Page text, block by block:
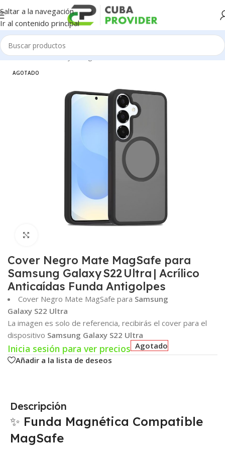
Saltar a la navegación
Ir al contenido principal
Inicio/Accesorios y Gadgets/Forros de Celulares
AGOTADO
Cover Negro Mate MagSafe para
Samsung Galaxy S22 Ultra | Acrílico
Anticaídas Funda Antigolpes
Cover Negro Mate MagSafe para Samsung
Galaxy S22 Ultra
La imagen es solo de referencia, recibirás el cover para el
dispositivo Samsung Galaxy S22 Ultra
Inicia sesión para ver precios Agotado
Añadir a la lista de deseos
Descripción
✨ Funda Magnética Compatible
MagSafe